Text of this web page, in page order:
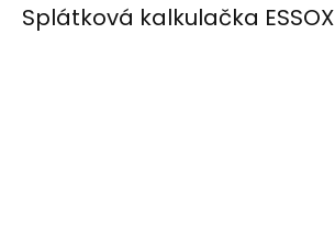
Splátková kalkulačka ESSOX